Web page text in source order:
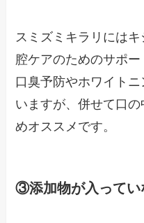
スミズミキラリには
腔ケアのためのサポー
口臭予防やホワイト
いますが、併せて口
めオススメです。
③添加物が入ってい